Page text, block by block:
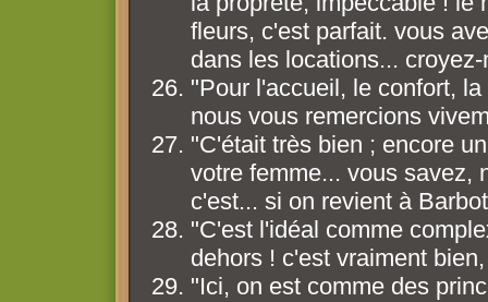
fleurs, c'est parfait. vous
dans les locations...
"Pour l'accueil, le confort,
nous vous remercions
"C'était très bien ; encore
votre femme... vous savez,
c'est... si on revient à
"C'est l'idéal comme
dehors ! c'est vraiment
"Ici, on est comme des